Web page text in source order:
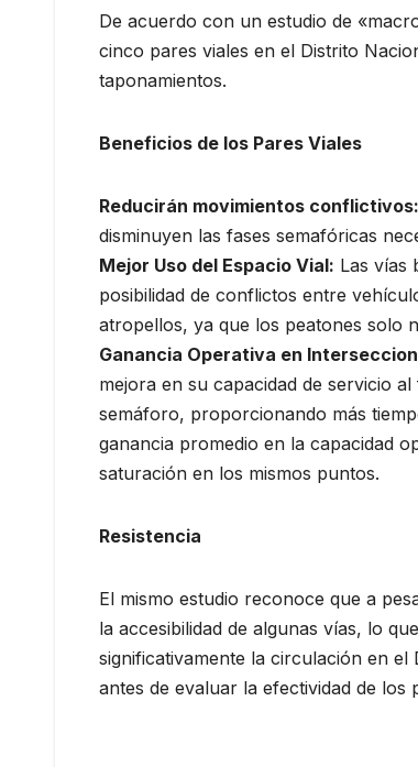
De acuerdo con un estudio de
cinco pares viales en el Distrito
taponamientos.
Beneficios de los Pares Viales
Reducirán movimientos conflictivos:
disminuyen las fases semafóricas
Mejor Uso del Espacio Vial: Las vías
posibilidad de conflictos entre
atropellos, ya que los peatones solo
Ganancia Operativa en
mejora en su capacidad de servicio
semáforo, proporcionando más
ganancia promedio en la capacidad
saturación en los mismos puntos.
Resistencia
El mismo estudio reconoce que a
la accesibilidad de algunas vías, lo
significativamente la circulación en
antes de evaluar la efectividad de los